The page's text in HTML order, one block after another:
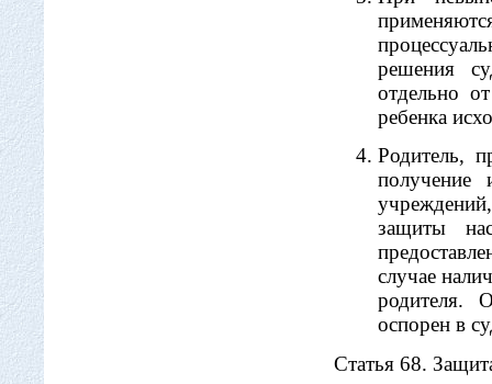
решения
отдельно
ребенка
Родитель,
получение
защиты
случае
родителя.
оспорен в
Статья 68.